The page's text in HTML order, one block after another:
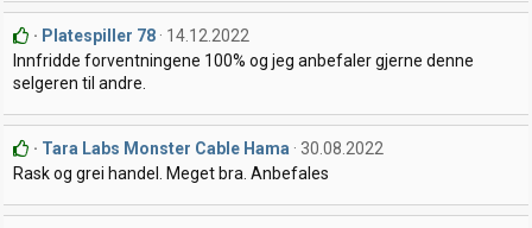
Platespiller 78
14.12.2022
Innfridde forventningene 100% og jeg anbefaler gjerne denne
selgeren til andre.
Tara Labs Monster Cable Hama
30.08.2022
Rask og grei handel. Meget bra. Anbefales